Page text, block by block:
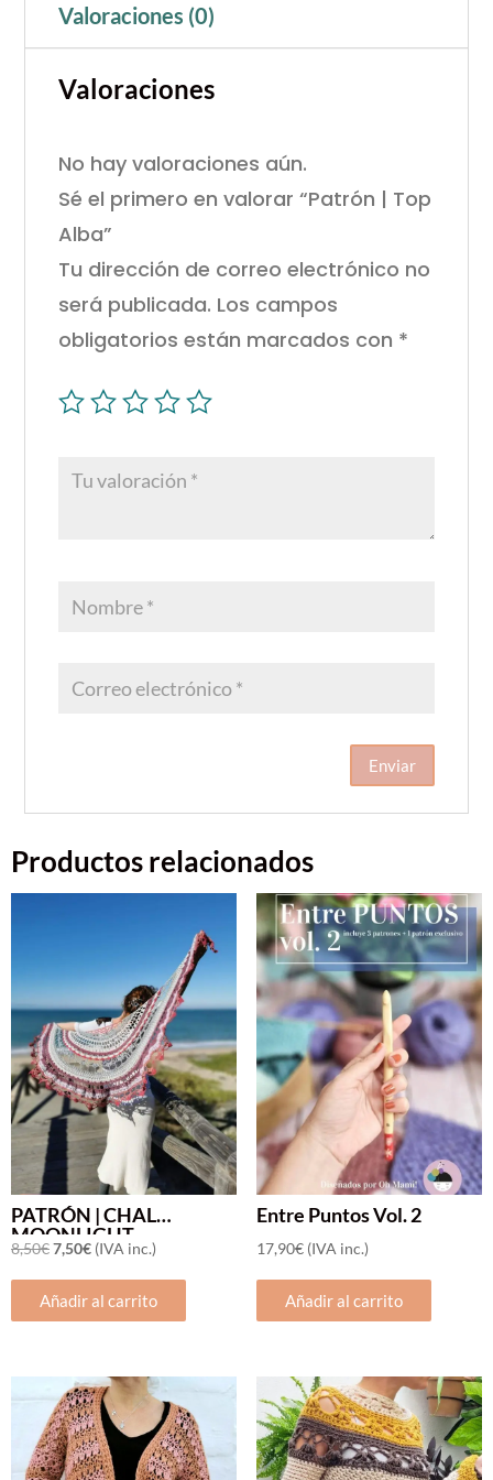
Valoraciones (0)
Valoraciones
No hay valoraciones aún.
Sé el primero en valorar “Patrón | Top
Alba”
Tu dirección de correo electrónico no
será publicada. Los campos
obligatorios están marcados con *
Productos relacionados
OFERTA
Popular
PATRÓN | CHAL
MOONLIGHT
8,50€El
precio
original
7,50€El
precio
actual
(IVA inc.)
Añadir al carrito
Entre Puntos Vol. 2
17,90€ (IVA inc.)
Añadir al carrito